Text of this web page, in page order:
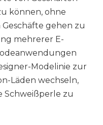
können, ohne
gehen zu
mehrerer E-
Modelinie zur
Läden wechseln,
Schweißperle zu